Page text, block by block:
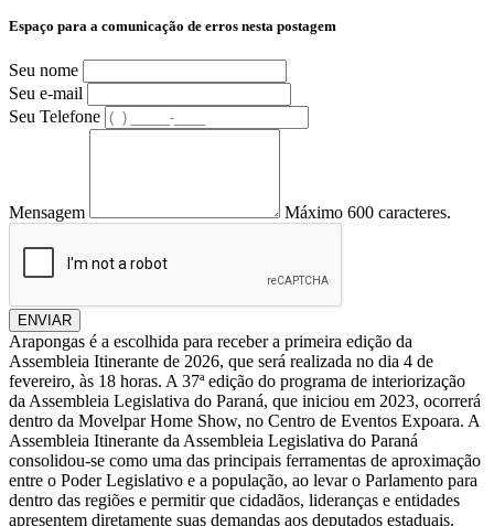
Espaço para a comunicação de erros nesta postagem
Seu nome
Seu e-mail
Seu Telefone
Mensagem Máximo 600 caracteres.
ENVIAR
Arapongas é a escolhida para receber a primeira edição da
Assembleia Itinerante de 2026, que será realizada no dia 4 de
fevereiro, às 18 horas. A 37ª edição do programa de interiorização
da Assembleia Legislativa do Paraná, que iniciou em 2023, ocorrerá
dentro da Movelpar Home Show, no Centro de Eventos Expoara. A
Assembleia Itinerante da Assembleia Legislativa do Paraná
consolidou-se como uma das principais ferramentas de aproximação
entre o Poder Legislativo e a população, ao levar o Parlamento para
dentro das regiões e permitir que cidadãos, lideranças e entidades
apresentem diretamente suas demandas aos deputados estaduais.